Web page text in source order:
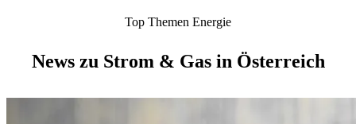
Top Themen Energie
News zu Strom & Gas in Österreich